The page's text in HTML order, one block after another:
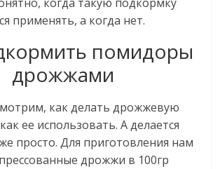
применять, а когда нет.
помидоры
дрожжами
как делать дрожжевую
ее использовать. А делается
просто. Для приготовления нам
дрожжи в 100гр